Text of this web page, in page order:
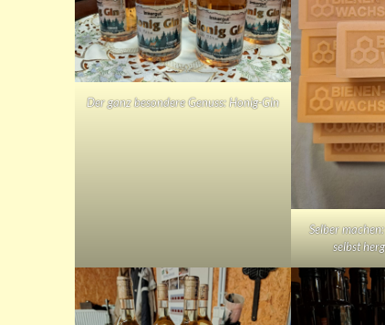
Der ganz besondere Genuss: Honig-Gin
Selber
selbst